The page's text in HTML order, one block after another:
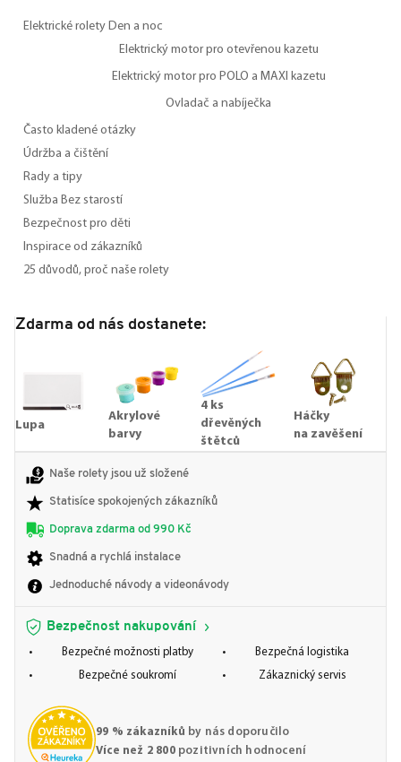
Elektrické rolety Den a noc
Elektrický motor pro otevřenou kazetu
Elektrický motor pro POLO a MAXI kazetu
Ovladač a nabíječka
Často kladené otázky
Údržba a čištění
Rady a tipy
Služba Bez starostí
Bezpečnost pro děti
Inspirace od zákazníků
25 důvodů, proč naše rolety
Zdarma od nás dostanete:
Lupa
Akrylové
barvy
4 ks
dřevěných
štětců
Háčky
na zavěšení
Naše rolety jsou už složené
Statisíce spokojených zákazníků
Doprava zdarma od 990 Kč
Snadná a rychlá instalace
Jednoduché návody a videonávody
Bezpečnost nakupování
Bezpečné možnosti platby
Bezpečná logistika
Bezpečné soukromí
Zákaznický servis
99 % zákazníků by nás doporučilo
Více než 2 800pozitivních hodnocení